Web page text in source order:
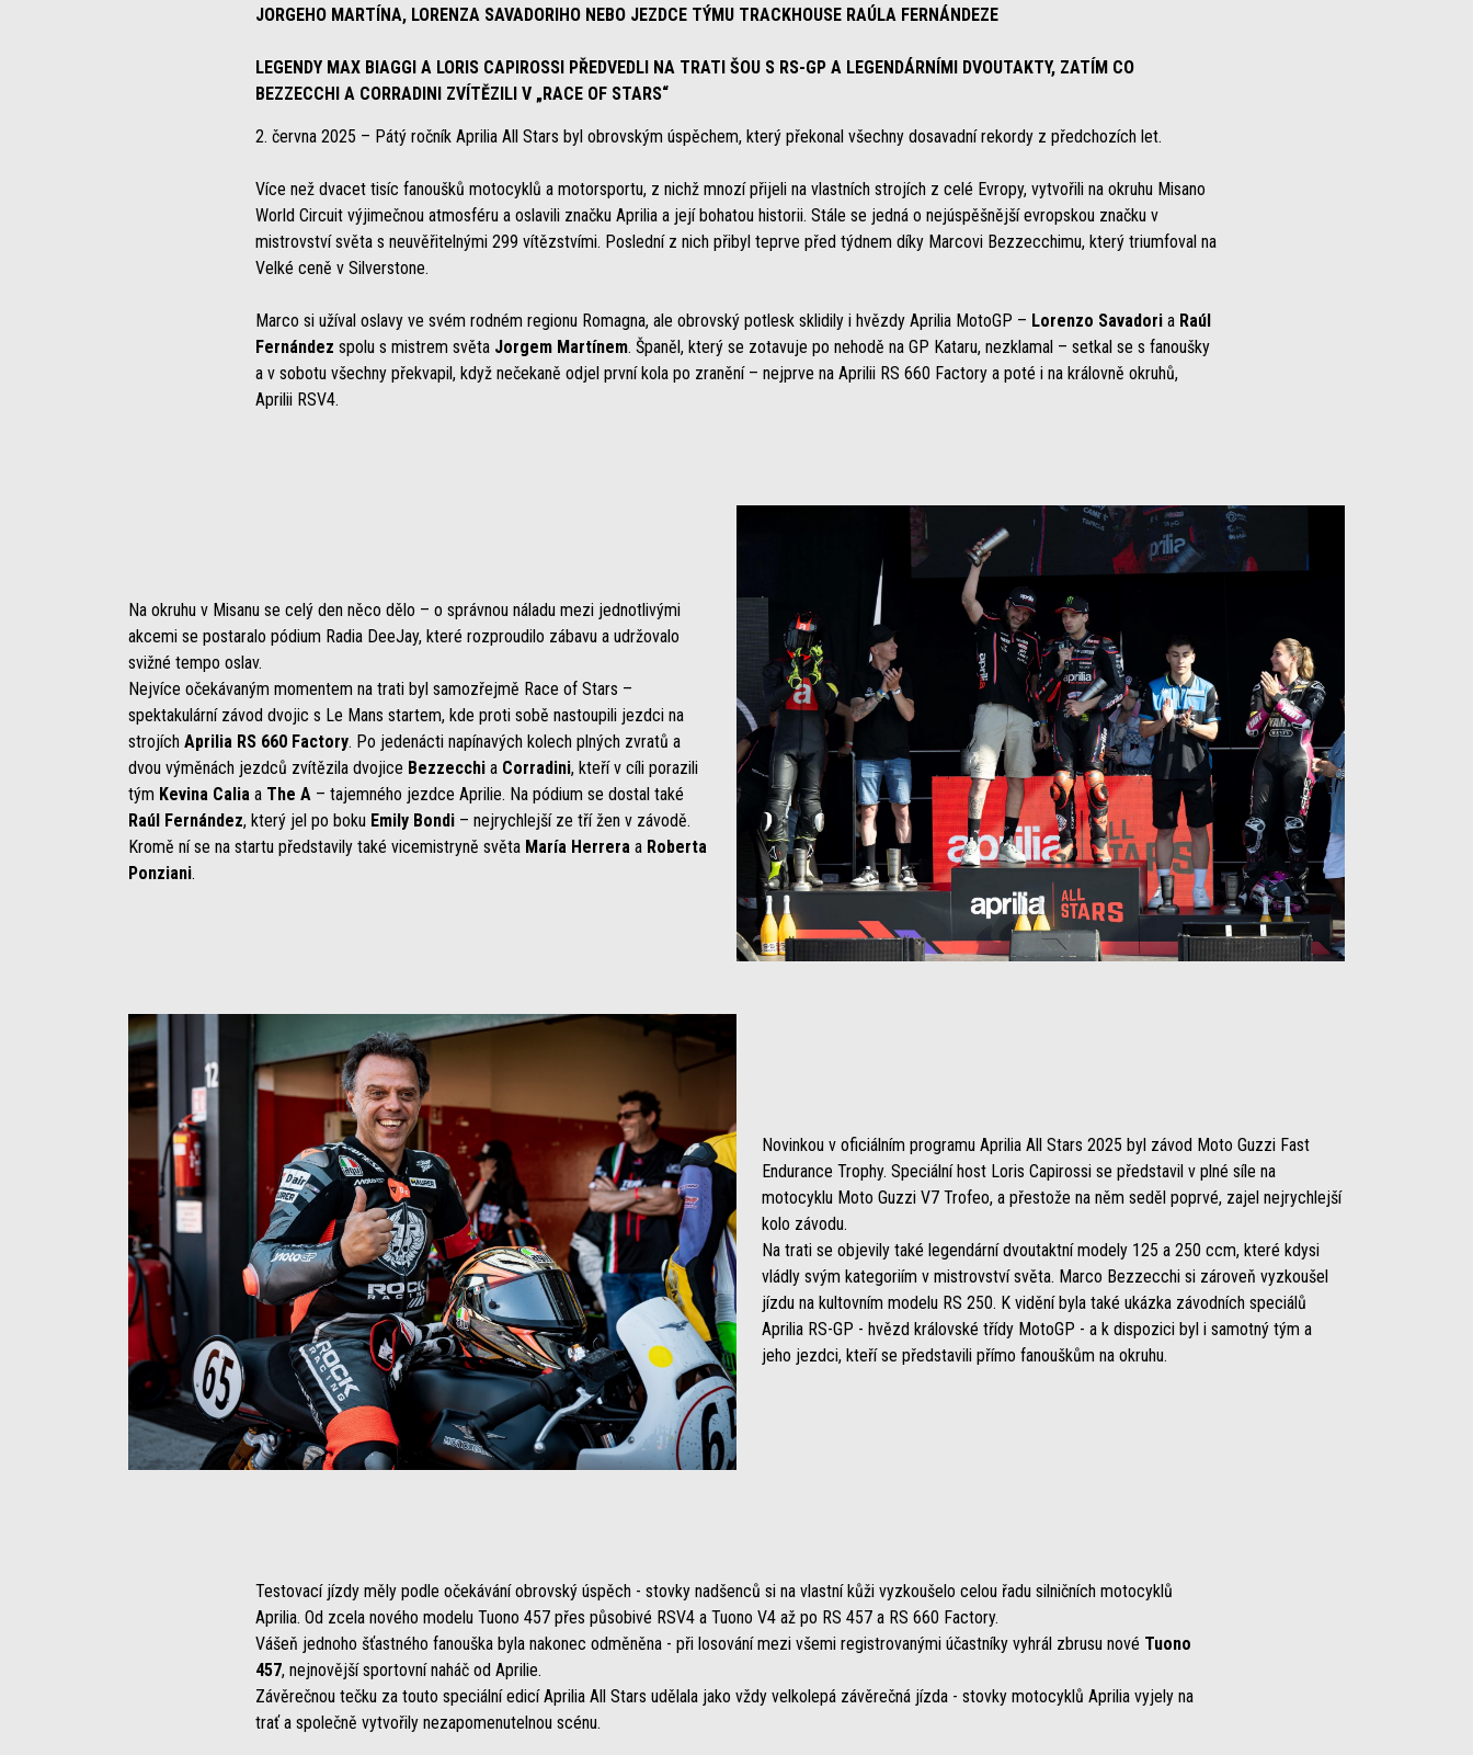
JORGEHO MARTÍNA, LORENZA SAVADORIHO NEBO JEZDCE TÝMU TRACKHOUSE RAÚLA FERNÁNDEZE
LEGENDY MAX BIAGGI A LORIS CAPIROSSI PŘEDVEDLI NA TRATI ŠOU S RS-GP A LEGENDÁRNÍMI DVOUTAKTY, ZATÍM CO
BEZZECCHI A CORRADINI ZVÍTĚZILI V „RACE OF STARS“
2. června 2025 – Pátý ročník Aprilia All Stars byl obrovským úspěchem, který překonal všechny dosavadní rekordy z předchozích let.
Více než dvacet tisíc fanoušků motocyklů a motorsportu, z nichž mnozí přijeli na vlastních strojích z celé Evropy, vytvořili na okruhu Misano
World Circuit výjimečnou atmosféru a oslavili značku Aprilia a její bohatou historii. Stále se jedná o nejúspěšnější evropskou značku v
mistrovství světa s neuvěřitelnými 299 vítězstvími. Poslední z nich přibyl teprve před týdnem díky Marcovi Bezzecchimu, který triumfoval na
Velké ceně v Silverstone.
Marco si užíval oslavy ve svém rodném regionu Romagna, ale obrovský potlesk sklidily i hvězdy Aprilia MotoGP – Lorenzo Savadoria Raúl
Fernández spolu s mistrem světa Jorgem Martínem. Španěl, který se zotavuje po nehodě na GP Kataru, nezklamal – setkal se s fanoušky
a v sobotu všechny překvapil, když nečekaně odjel první kola po zranění – nejprve na Aprilii RS 660 Factory a poté i na královně okruhů,
Aprilii RSV4.
Na okruhu v Misanu se celý den něco dělo – o správnou náladu mezi jednotlivými
akcemi se postaralo pódium Radia DeeJay, které rozproudilo zábavu a udržovalo
svižné tempo oslav.
Nejvíce očekávaným momentem na trati byl samozřejmě Race of Stars –
spektakulární závod dvojic s Le Mans startem, kde proti sobě nastoupili jezdci na
strojích Aprilia RS 660 Factory. Po jedenácti napínavých kolech plných zvratů a
dvou výměnách jezdců zvítězila dvojice Bezzecchi a Corradini, kteří v cíli porazili
tým Kevina Calia a The A – tajemného jezdce Aprilie. Na pódium se dostal také
Raúl Fernández, který jel po boku Emily Bondi – nejrychlejší ze tří žen v závodě.
Kromě ní se na startu představily také vicemistryně světa María Herrera a Roberta
Ponziani.
Novinkou v oficiálním programu Aprilia All Stars 2025 byl závod Moto Guzzi Fast
Endurance Trophy. Speciální host Loris Capirossi se představil v plné síle na
motocyklu Moto Guzzi V7 Trofeo, a přestože na něm seděl poprvé, zajel nejrychlejší
kolo závodu.
Na trati se objevily také legendární dvoutaktní modely 125 a 250 ccm, které kdysi
vládly svým kategoriím v mistrovství světa. Marco Bezzecchi si zároveň vyzkoušel
jízdu na kultovním modelu RS 250. K vidění byla také ukázka závodních speciálů
Aprilia RS-GP - hvězd královské třídy MotoGP - a k dispozici byl i samotný tým a
jeho jezdci, kteří se představili přímo fanouškům na okruhu.
Testovací jízdy měly podle očekávání obrovský úspěch - stovky nadšenců si na vlastní kůži vyzkoušelo celou řadu silničních motocyklů
Aprilia. Od zcela nového modelu Tuono 457 přes působivé RSV4 a Tuono V4 až po RS 457 a RS 660 Factory.
Vášeň jednoho šťastného fanouška byla nakonec odměněna - při losování mezi všemi registrovanými účastníky vyhrál zbrusu nové Tuono
457, nejnovější sportovní naháč od Aprilie.
Závěrečnou tečku za touto speciální edicí Aprilia All Stars udělala jako vždy velkolepá závěrečná jízda - stovky motocyklů Aprilia vyjely na
trať a společně vytvořily nezapomenutelnou scénu.